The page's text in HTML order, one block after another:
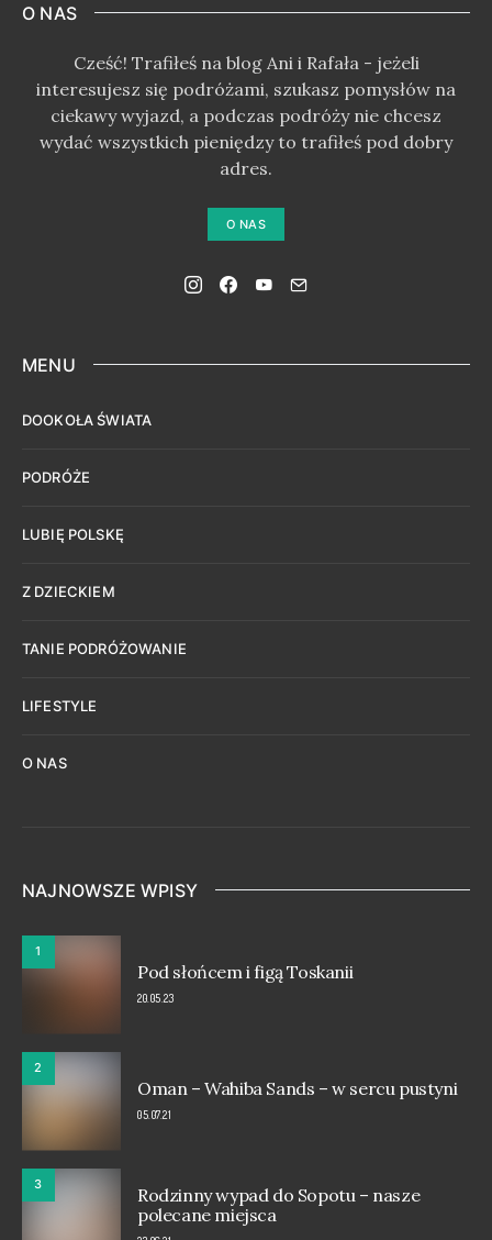
O NAS
Cześć! Trafiłeś na blog Ani i Rafała - jeżeli
interesujesz się podróżami, szukasz pomysłów na
ciekawy wyjazd, a podczas podróży nie chcesz
wydać wszystkich pieniędzy to trafiłeś pod dobry
adres.
O NAS
MENU
DOOKOŁA ŚWIATA
PODRÓŻE
LUBIĘ POLSKĘ
Z DZIECKIEM
TANIE PODRÓŻOWANIE
LIFESTYLE
O NAS
NAJNOWSZE WPISY
1
Pod słońcem i figą Toskanii
20.05.23
2
Oman – Wahiba Sands – w sercu pustyni
05.07.21
3
Rodzinny wypad do Sopotu – nasze
polecane miejsca